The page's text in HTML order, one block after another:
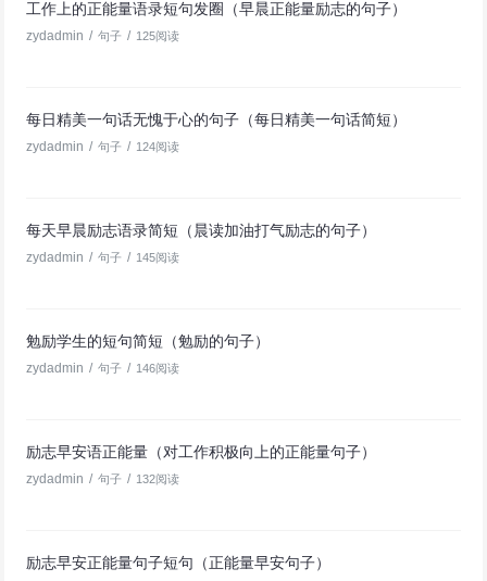
工作上的正能量语录短句发圈（早晨正能量励志的句子）
zydadmin / 句子 / 125阅读
每日精美一句话无愧于心的句子（每日精美一句话简短）
zydadmin / 句子 / 124阅读
每天早晨励志语录简短（晨读加油打气励志的句子）
zydadmin / 句子 / 145阅读
勉励学生的短句简短（勉励的句子）
zydadmin / 句子 / 146阅读
励志早安语正能量（对工作积极向上的正能量句子）
zydadmin / 句子 / 132阅读
励志早安正能量句子短句（正能量早安句子）